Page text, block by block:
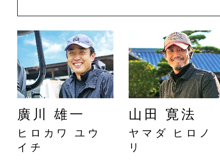
廣川 雄一
ヒロカワ ユウ
イチ
山田 寛法
ヤマダ ヒロノ
リ